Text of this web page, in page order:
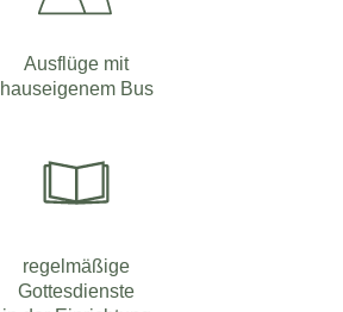
Ausflüge mit
hauseigenem Bus
regelmäßige
Gottesdienste